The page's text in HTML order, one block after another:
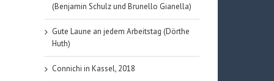
(Benjamin Schulz und Brunello Gianella)
Gute Laune an jedem Arbeitstag (Dörthe
Huth)
Connichi in Kassel, 2018